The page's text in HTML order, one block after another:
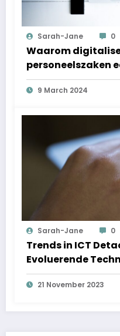
Sarah-Jane 0
Waarom
personeelszaken
9 March 2024
Sarah-Jane 0
Trends in ICT
Evoluerende
Landschap de
Detachering
21 November 2023